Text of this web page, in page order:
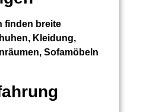
finden breite
Kleidung,
Sofamöbeln